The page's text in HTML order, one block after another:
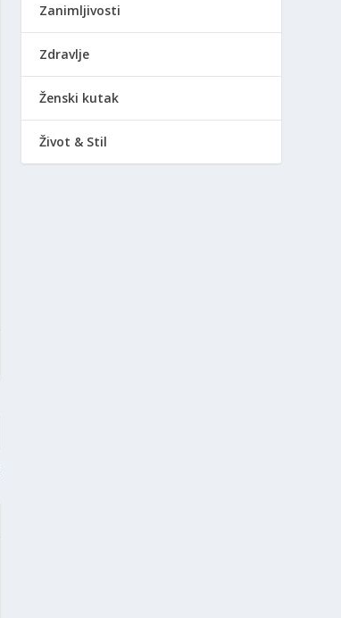
Zanimljivosti
Zdravlje
Ženski kutak
Život & Stil